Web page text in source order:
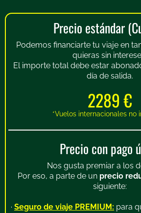
Precio estándar
Podemos financiarte tu viaje en
quieras sin
El importe total debe estar
día de salida.
2289 €
*Vuelos internacionales no
Precio con pago
Nos gusta premiar a los
Por eso, a parte de un precio
siguiente:
· Seguro de viaje PREMIUM: para